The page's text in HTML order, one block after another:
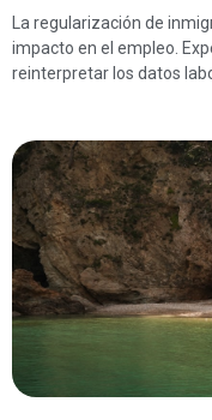
La regularización de
impacto en el empleo.
reinterpretar los datos